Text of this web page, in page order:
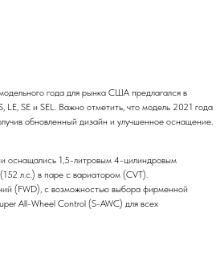
года для рынка США предлагался в
LE, SE и SEL. Важно отметить, что модель 2021 года
обновленный дизайн и улучшенное оснащение.
оснащались 1,5-литровым 4-цилиндровым
л.с.) в паре с вариатором (CVT).
(FWD), с возможностью выбора фирменной
All-Wheel Control (S-AWC) для всех